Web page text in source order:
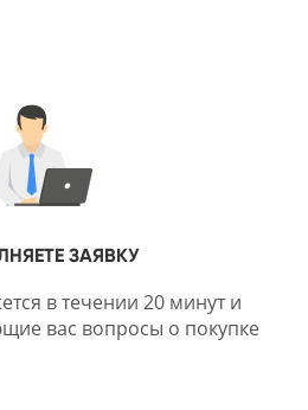
ЗАЯВКУ
в течении 20 минут и
вас вопросы о покупке